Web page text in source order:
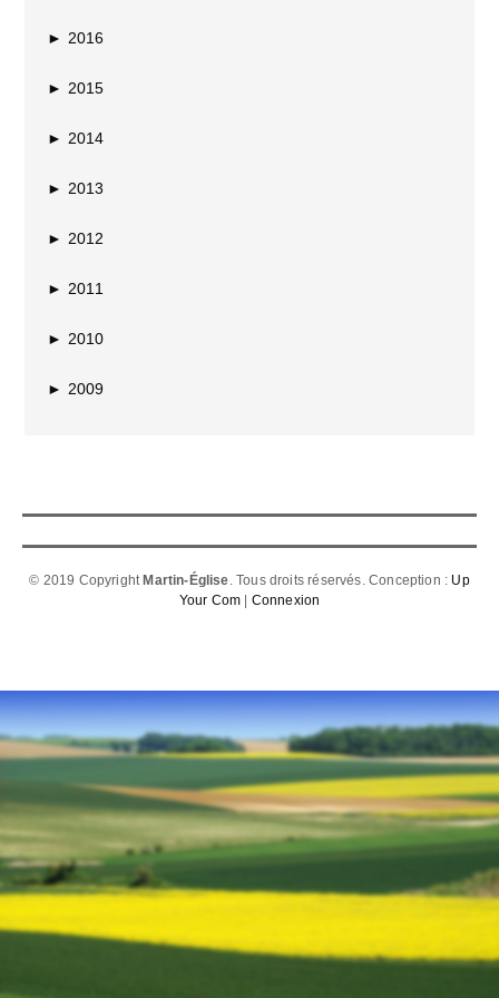
► 2016
► 2015
► 2014
► 2013
► 2012
► 2011
► 2010
► 2009
© 2019 Copyright Martin-Église. Tous droits réservés. Conception : Up
Your Com
Connexion